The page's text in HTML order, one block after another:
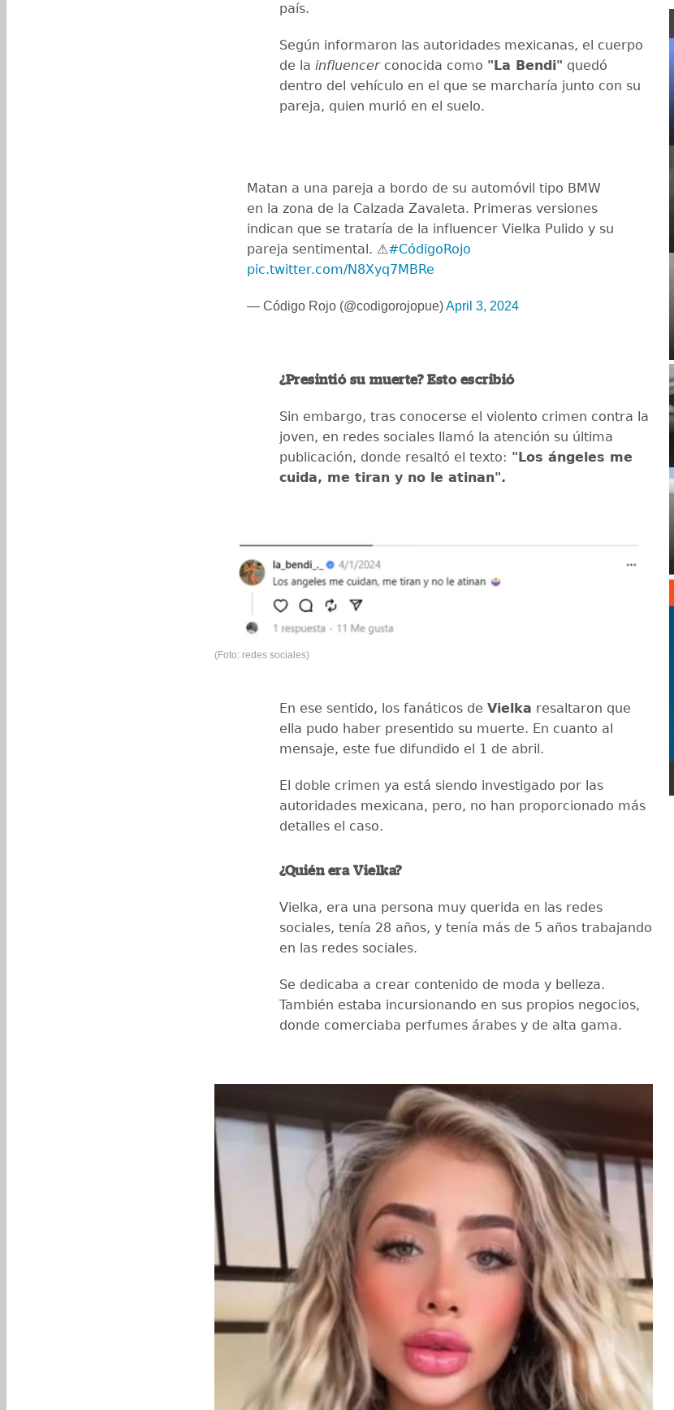
país.
Según informaron las autoridades mexicanas, el cuerpo
de la influencerconocida como "La Bendi" quedó
dentro del vehículo en el que se marcharía junto con su
pareja, quien murió en el suelo.
Matan a una pareja a bordo de su automóvil tipo BMW
en la zona de la Calzada Zavaleta. Primeras versiones
indican que se trataría de la influencer Vielka Pulido y su
pareja sentimental. ⚠️#CódigoRojo
pic.twitter.com/N8Xyq7MBRe
— Código Rojo (@codigorojopue)April 3, 2024
¿Presintió su muerte? Esto escribió
Sin embargo, tras conocerse el violento crimen contra la
joven, en redes sociales llamó la atención su última
publicación, donde resaltó el texto: "Los ángeles me
cuida, me tiran y no le atinan".
(Foto: redes sociales)
En ese sentido, los fanáticos de Vielka resaltaron que
ella pudo haber presentido su muerte. En cuanto al
mensaje, este fue difundido el 1 de abril.
El doble crimen ya está siendo investigado por las
autoridades mexicana, pero, no han proporcionado más
detalles el caso.
¿Quién era Vielka?
Vielka, era una persona muy querida en las redes
sociales, tenía 28 años, y tenía más de 5 años trabajando
en las redes sociales.
Se dedicaba a crear contenido de moda y belleza.
También estaba incursionando en sus propios negocios,
donde comerciaba perfumes árabes y de alta gama.